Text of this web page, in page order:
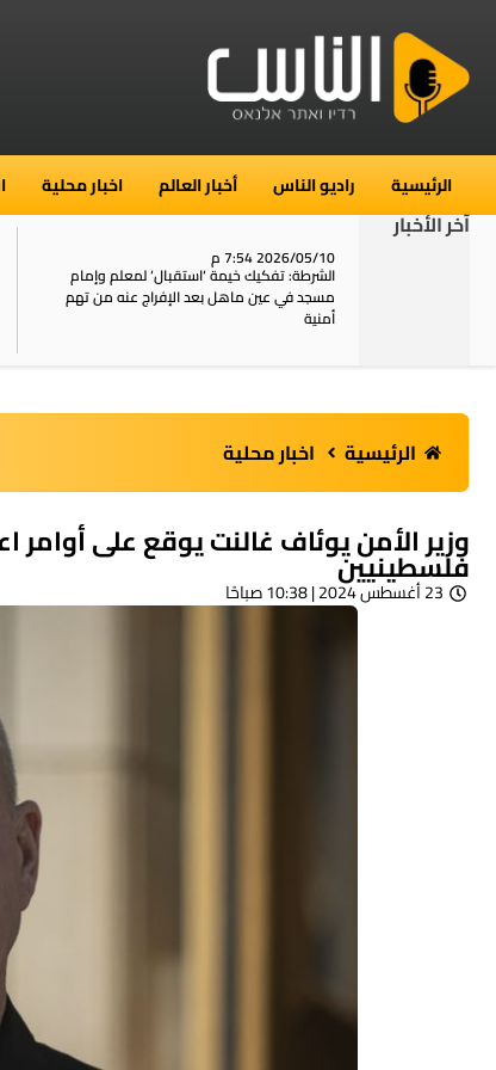
الرئيسية راديو الناس أخبار العالم اخبار محلية
آخر الأخبار
2026/05/10 7:54 م
الشرطة: تفكيك خيمة ‘استقبال‘ لمعلم وإمام
مسجد في عين ماهل بعد الإفراج عنه من تهم
أمنية
الرئيسية اخبار محلية
فلسطينيين
23 أغسطس 2024 | 10:38 صباحًا